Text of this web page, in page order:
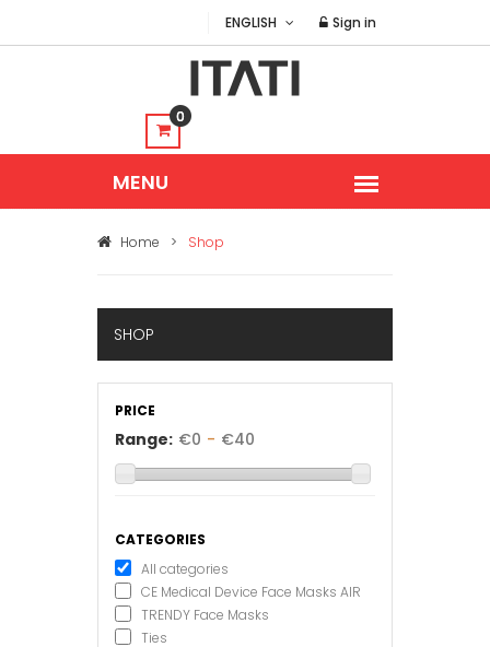
ENGLISH Sign in
0
Home > Shop
SHOP
PRICE
Range: €0 - €40
CATEGORIES
All categories
CE Medical Device Face Masks AIR
TRENDY Face Masks
Ties